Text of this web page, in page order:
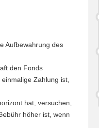
Aufbewahrung des
den Fonds
Zahlung ist,
hat, versuchen,
höher ist, wenn